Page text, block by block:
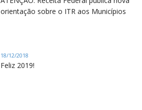
orientação sobre o ITR aos Municípios
18/12/2018
Feliz 2019!